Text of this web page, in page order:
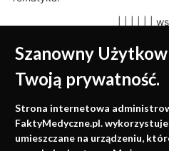
Szanowny
Twoją prywatność.
Strona internetowa
FaktyMedyczne.pl.
umieszczane na urządzeniu,
Medycyna